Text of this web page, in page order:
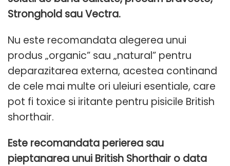
Stronghold sau Vectra.
Nu este recomandata alegerea unui
produs „organic” sau „natural” pentru
deparazitarea externa, acestea continand
de cele mai multe ori uleiuri esentiale, care
pot fi toxice si iritante pentru pisicile British
shorthair.
Este recomandata perierea sau
pieptanarea unui British Shorthair o data